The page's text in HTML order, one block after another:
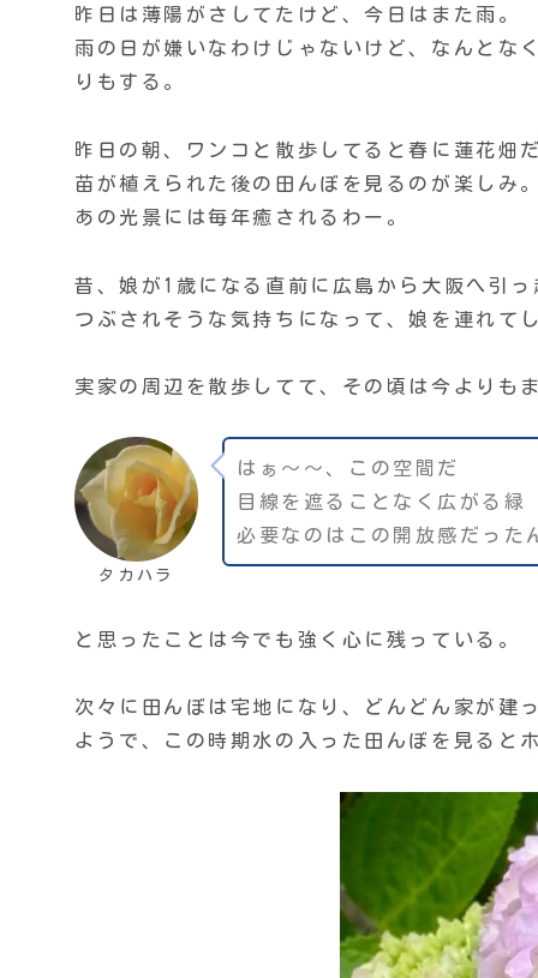
昨日は薄陽がさしてたけど、今日はまた雨。
雨の日が嫌いなわけじゃないけど、なんとな
りもする。
昨日の朝、ワンコと散歩してると春に蓮花畑
苗が植えられた後の田んぼを見るのが楽しみ
あの光景には毎年癒されるわー。
昔、娘が1歳になる直前に広島から大阪へ引
つぶされそうな気持ちになって、娘を連れて
実家の周辺を散歩してて、その頃は今よりも
タカハラ
はぁ〜〜、この空間だ
目線を遮ることなく広がる緑
必要なのはこの開放感だった
と思ったことは今でも強く心に残っている。
次々に田んぼは宅地になり、どんどん家が建
ようで、この時期水の入った田んぼを見ると